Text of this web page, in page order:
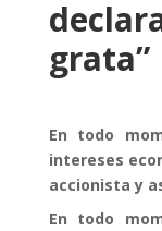
grata”
En todo
intereses
accionista y
En todo